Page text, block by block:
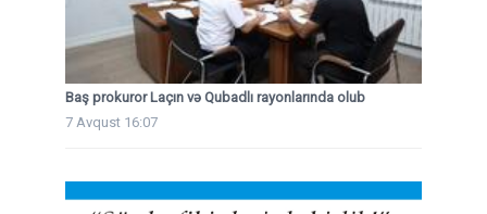
Baş prokuror Laçın və Qubadlı rayonlarında olub
7 Avqust 16:07